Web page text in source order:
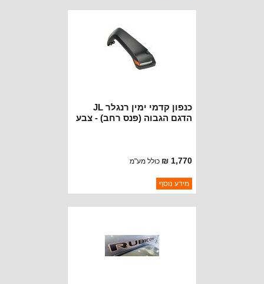
כנפון קדמי ימין רנגלר JL
הדגם הגבוה (פנס רחב) - צבע
1,770 ₪ כולל מע"מ
ברקוד: 6CE82TZZAH-PRIMER
יצרן:OAKMAN OFFROAD
מידע נוסף